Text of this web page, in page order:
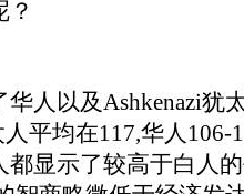
？
人以及Ashkenazi犹
平均在117,华人
显示了较高于白人